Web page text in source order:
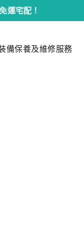
運宅配！
備保養及維修服務